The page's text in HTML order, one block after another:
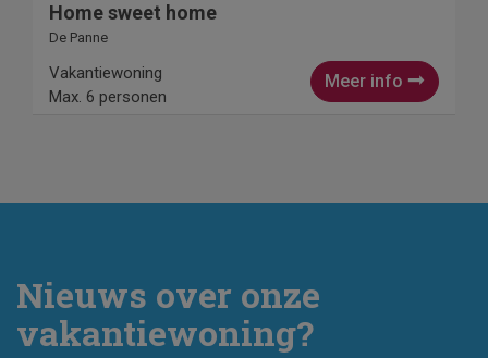
Home sweet home
De Panne
Meer info
Vakantiewoning
Max. 6 personen
Nieuws over onze
vakantiewoning?